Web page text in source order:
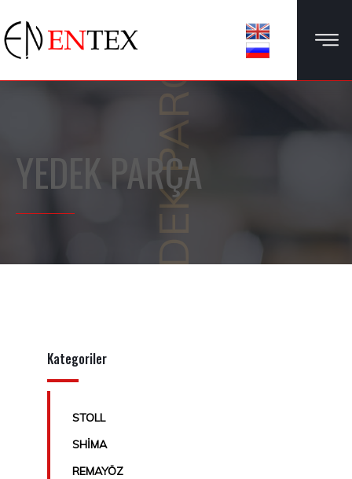
YEDEK PARÇA
YEDEK PARÇA
Kategoriler
STOLL
SHİMA
REMAYÖZ